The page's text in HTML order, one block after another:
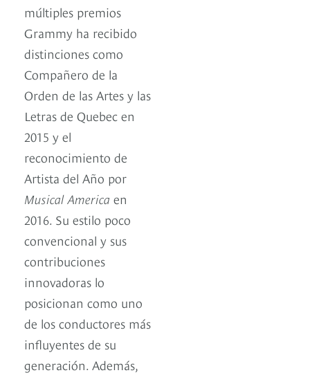
múltiples premios
Grammy ha recibido
distinciones como
Compañero de la
Orden de las Artes y las
Letras de Quebec en
2015 y el
reconocimiento de
Artista del Año por
Musical America en
2016. Su estilo poco
convencional y sus
contribuciones
innovadoras lo
posicionan como uno
de los conductores más
influyentes de su
generación. Además,